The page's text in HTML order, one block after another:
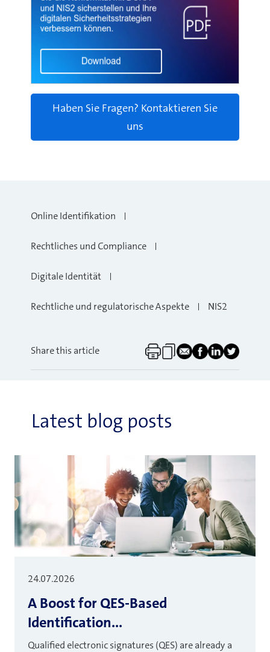
Haben Sie Fragen? Kontaktieren Sie
uns
Online Identifikation
Rechtliches und Compliance
Digitale Identität
Rechtliche und regulatorische Aspekte NIS2
Share this article
Latest blog posts
24.07.2026
A Boost for QES-Based
Identification...
Qualified electronic signatures (QES) are already a